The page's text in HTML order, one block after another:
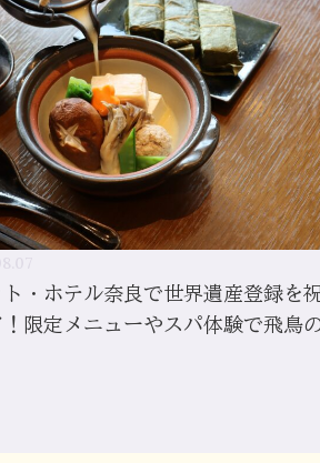
ト・ホテル奈良で世界遺産登録を
限定メニューやスパ体験で飛鳥